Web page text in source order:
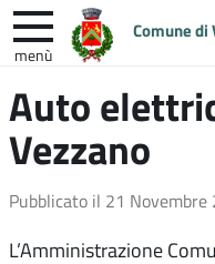
Comune di
menù
nel
sito
ENTRA IN
UNIONE
Auto
Vezzano
Pubblicato il 21 Novembre
L’Amministrazione